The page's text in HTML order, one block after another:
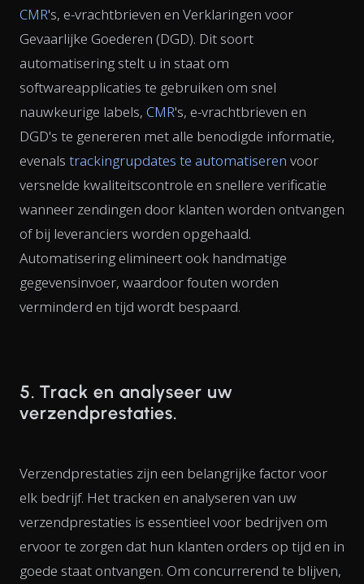
CMR's, e-vrachtbrieven en Verklaringen voor
Gevaarlijke Goederen (DGD). Dit soort
automatisering stelt u in staat om
softwareapplicaties te gebruiken om snel
nauwkeurige labels, CMR's, e-vrachtbrieven en
DGD's te genereren met alle benodigde informatie,
evenals trackingrupdates te automatiseren voor
versnelde kwaliteitscontrole en snellere verificatie
wanneer zendingen door klanten worden ontvangen
of bij leveranciers worden opgehaald.
Automatisering elimineert ook handmatige
gegevensinvoer, waardoor fouten worden
verminderd en tijd wordt bespaard.
5. Track en analyseer uw
verzendprestaties.
Verzendprestaties zijn een belangrijke factor voor
elk bedrijf. Het tracken en analyseren van uw
verzendprestaties is essentieel voor bedrijven om
ervoor te zorgen dat hun klanten orders op tijd en in
goede staat ontvangen. Om concurrerend te blijven,